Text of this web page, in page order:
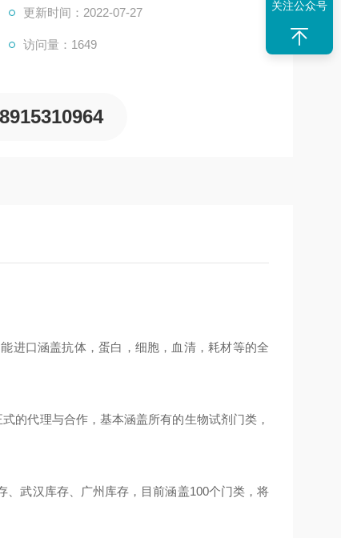
更新时间：2022-07-27
访问量：1649
进口涵盖抗体，蛋白，细胞，血清，耗材等的全
的代理与合作，基本涵盖所有的生物试剂门类，
武汉库存、广州库存，目前涵盖100个门类，将
关注公众号